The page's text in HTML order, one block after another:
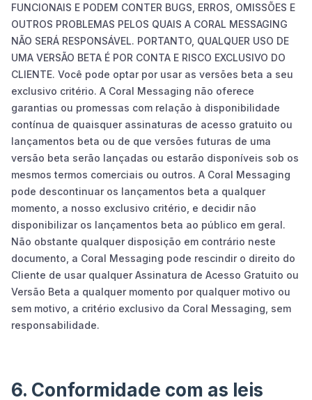
FUNCIONAIS E PODEM CONTER BUGS, ERROS, OMISSÕES E
OUTROS PROBLEMAS PELOS QUAIS A CORAL MESSAGING
NÃO SERÁ RESPONSÁVEL. PORTANTO, QUALQUER USO DE
UMA VERSÃO BETA É POR CONTA E RISCO EXCLUSIVO DO
CLIENTE. Você pode optar por usar as versões beta a seu
exclusivo critério. A Coral Messaging não oferece
garantias ou promessas com relação à disponibilidade
contínua de quaisquer assinaturas de acesso gratuito ou
lançamentos beta ou de que versões futuras de uma
versão beta serão lançadas ou estarão disponíveis sob os
mesmos termos comerciais ou outros. A Coral Messaging
pode descontinuar os lançamentos beta a qualquer
momento, a nosso exclusivo critério, e decidir não
disponibilizar os lançamentos beta ao público em geral.
Não obstante qualquer disposição em contrário neste
documento, a Coral Messaging pode rescindir o direito do
Cliente de usar qualquer Assinatura de Acesso Gratuito ou
Versão Beta a qualquer momento por qualquer motivo ou
sem motivo, a critério exclusivo da Coral Messaging, sem
responsabilidade.
6. Conformidade com as leis